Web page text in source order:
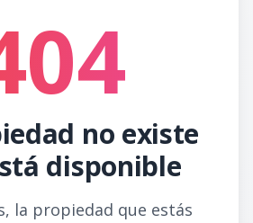
no existe
disponible
la propiedad que estás